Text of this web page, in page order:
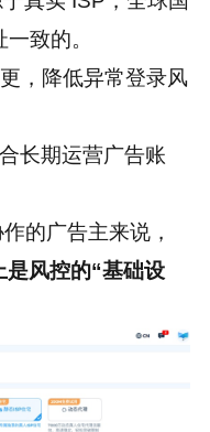
致的。
，降低异常登录风
长期运营广告账
的广告主来说，
风控的“基础设